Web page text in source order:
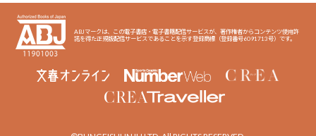
ABJマークは、この電子書店・電子書籍配信サービスが、著作権者からコンテンツ使用許
諾を得た正規版配信サービスであることを示す登録商標（登録番号6091713号）です。